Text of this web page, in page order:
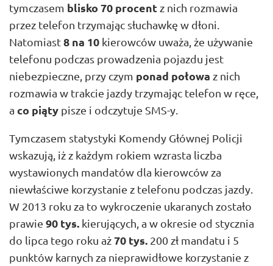
tymczasem blisko 70 procent z nich rozmawia
przez telefon trzymając słuchawkę w dłoni.
Natomiast8 na 10 kierowców uważa, że używanie
telefonu podczas prowadzenia pojazdu jest
niebezpieczne, przy czym ponad połowa z nich
rozmawia w trakcie jazdy trzymając telefon w ręce,
a co piąty pisze i odczytuje SMS-y.
Tymczasem statystyki Komendy Głównej Policji
wskazują, iż z każdym rokiem wzrasta liczba
wystawionych mandatów dla kierowców za
niewłaściwe korzystanie z telefonu podczas jazdy.
W 2013 roku za to wykroczenie ukaranych zostało
prawie 90 tys. kierujących, a w okresie od stycznia
do lipca tego roku aż70 tys. 200 zł mandatu i 5
punktów karnych za nieprawidłowe korzystanie z